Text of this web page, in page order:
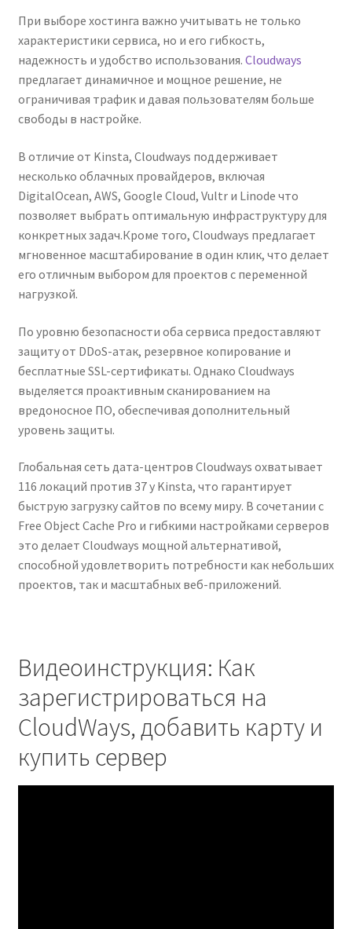
При выборе хостинга важно учитывать не только
характеристики сервиса, но и его гибкость,
надежность и удобство использования. Cloudways
предлагает динамичное и мощное решение, не
ограничивая трафик и давая пользователям больше
свободы в настройке.
В отличие от Kinsta, Cloudways поддерживает
несколько облачных провайдеров, включая
DigitalOcean, AWS, Google Cloud, Vultr и Linode что
позволяет выбрать оптимальную инфраструктуру для
конкретных задач.Кроме того, Cloudways предлагает
мгновенное масштабирование в один клик, что делает
его отличным выбором для проектов с переменной
нагрузкой.
По уровню безопасности оба сервиса предоставляют
защиту от DDoS-атак, резервное копирование и
бесплатные SSL-сертификаты. Однако Cloudways
выделяется проактивным сканированием на
вредоносное ПО, обеспечивая дополнительный
уровень защиты.
Глобальная сеть дата-центров Cloudways охватывает
116 локаций против 37 у Kinsta, что гарантирует
быструю загрузку сайтов по всему миру. В сочетании с
Free Object Cache Pro и гибкими настройками серверов
это делает Cloudways мощной альтернативой,
способной удовлетворить потребности как небольших
проектов, так и масштабных веб-приложений.
Видеоинструкция: Как
зарегистрироваться на
CloudWays, добавить карту и
купить сервер